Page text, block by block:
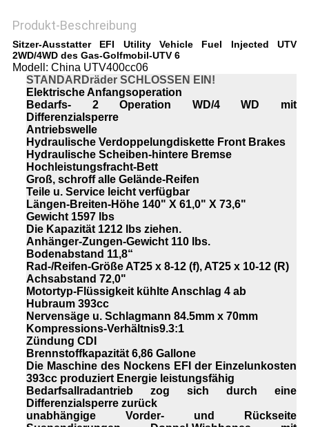
Produkt-Beschreibung
Sitzer-Ausstatter EFI Utility Vehicle Fuel Injected UTV
2WD/4WD des Gas-Golfmobil-UTV 6
Modell: China UTV400cc06
STANDARDräder SCHLOSSEN EIN!
Elektrische Anfangsoperation
Bedarfs- 2 Operation WD/4 WD mit
Differenzialsperre
Antriebswelle
Hydraulische Verdoppelungdiskette Front Brakes
Hydraulische Scheiben-hintere Bremse
Hochleistungsfracht-Bett
Groß, schroff alle Gelände-Reifen
Teile u. Service leicht verfügbar
Längen-Breiten-Höhe 140" X 61,0" X 73,6"
Gewicht 1597 lbs
Die Kapazität 1212 lbs ziehen.
Anhänger-Zungen-Gewicht 110 lbs.
Bodenabstand 11,8“
Rad-/Reifen-Größe AT25 x 8-12 (f), AT25 x 10-12 (R)
Achsabstand 72,0"
Motortyp-Flüssigkeit kühlte Anschlag 4 ab
Hubraum 393cc
Nervensäge u. Schlagmann 84.5mm x 70mm
Kompressions-Verhältnis9.3:1
Zündung CDI
Brennstoffkapazität 6,86 Gallone
Die Maschine des Nockens EFI der Einzelunkosten
393cc produziert Energie leistungsfähig
Bedarfsallradantrieb zog sich durch eine
Differenzialsperre zurück
unabhängige Vorder- und Rückseite